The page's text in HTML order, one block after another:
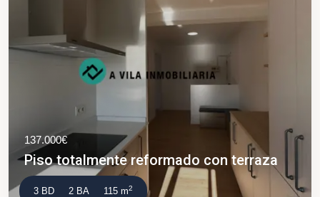
137.000€
Piso totalmente reformado con terraza
3 BD 2 BA 115 m2